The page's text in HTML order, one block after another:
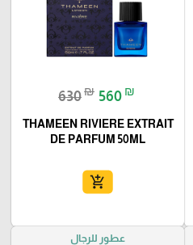
630₪ 560 ₪
THAMEEN RIVIERE EXTRAIT
DE PARFUM 50ML
add_shopping_cart
عطور للرجال